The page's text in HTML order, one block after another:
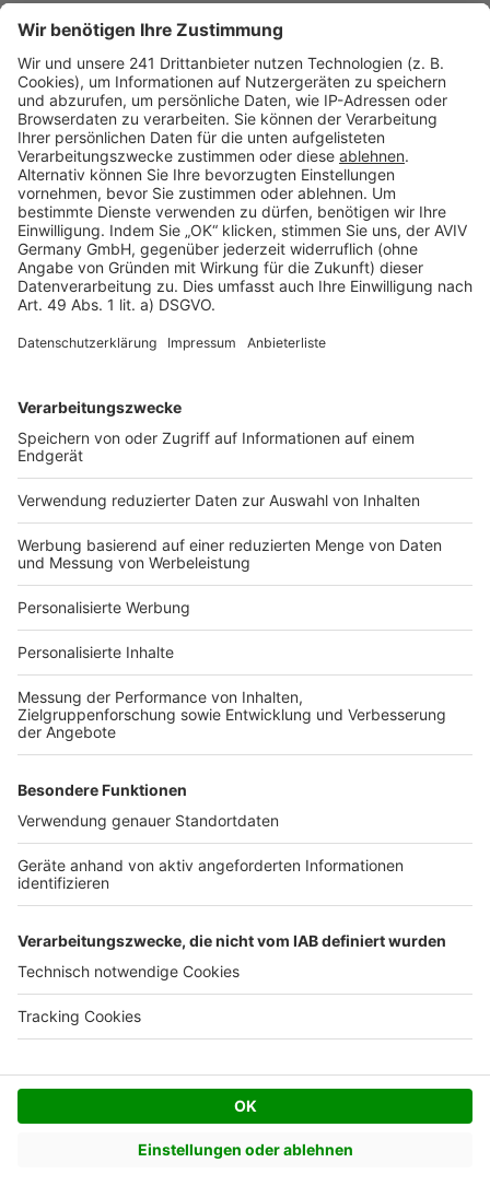
sind dies authentische Einblicke, um Ihre
Bauentscheidung zu unterstützen.
FK Fred K.
Berlin|Beratung erhalten
06 Mai 2023
AB Andreas B.
Bereit zum Bauen?
Fordern Sie jetzt kostenlose Informationen an
oder sprechen Sie mit einem Baupartner vor
Jetzt Infos anfordern
Standorte in Ihrer Nähe